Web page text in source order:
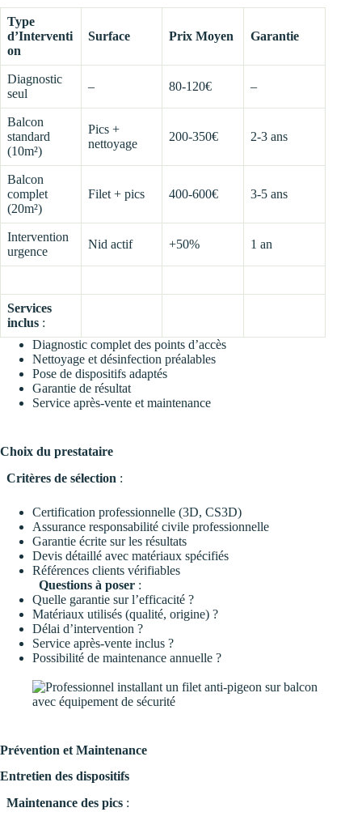
Type
d’Interventi
on
Surface Prix Moyen Garantie
Diagnostic
seul
– 80-120€ –
Balcon
standard
(10m²)
Pics +
nettoyage
200-350€ 2-3 ans
Balcon
complet
(20m²)
Filet + pics 400-600€ 3-5 ans
Intervention
urgence
Nid actif +50% 1 an
Services
inclus :
Diagnostic complet des points d’accès
Nettoyage et désinfection préalables
Pose de dispositifs adaptés
Garantie de résultat
Service après-vente et maintenance
Choix du prestataire
Critères de sélection :
Certification professionnelle (3D, CS3D)
Assurance responsabilité civile professionnelle
Garantie écrite sur les résultats
Devis détaillé avec matériaux spécifiés
Références clients vérifiables
Questions à poser :
Quelle garantie sur l’efficacité ?
Matériaux utilisés (qualité, origine) ?
Délai d’intervention ?
Service après-vente inclus ?
Possibilité de maintenance annuelle ?
Prévention et Maintenance
Entretien des dispositifs
Maintenance des pics :